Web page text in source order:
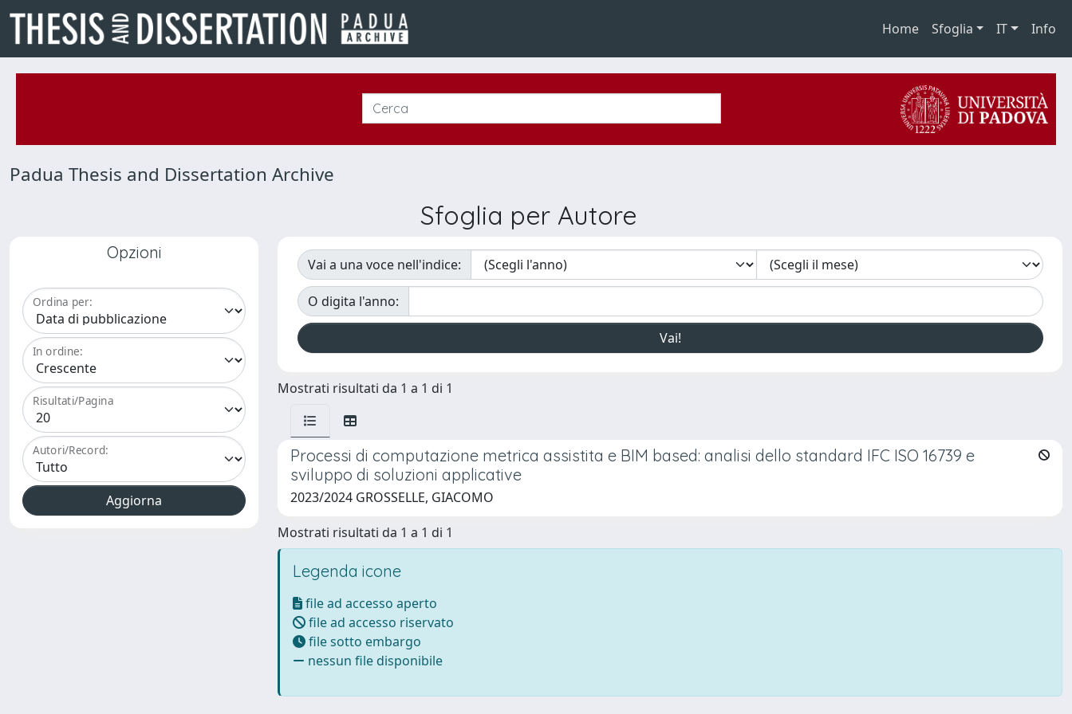
Home Sfoglia IT Info
Padua Thesis and Dissertation Archive
Sfoglia per Autore
Opzioni
Ordina per:
In ordine:
Risultati/Pagina
Autori/Record:
Vai a una voce nell'indice:
O digita l'anno:
Mostrati risultati da 1 a 1 di 1
Processi di computazione metrica assistita e BIM based: analisi dello standard IFC ISO 16739 e
sviluppo di soluzioni applicative
2023/2024 GROSSELLE, GIACOMO
Mostrati risultati da 1 a 1 di 1
Legenda icone
file ad accesso aperto
file ad accesso riservato
file sotto embargo
nessun file disponibile